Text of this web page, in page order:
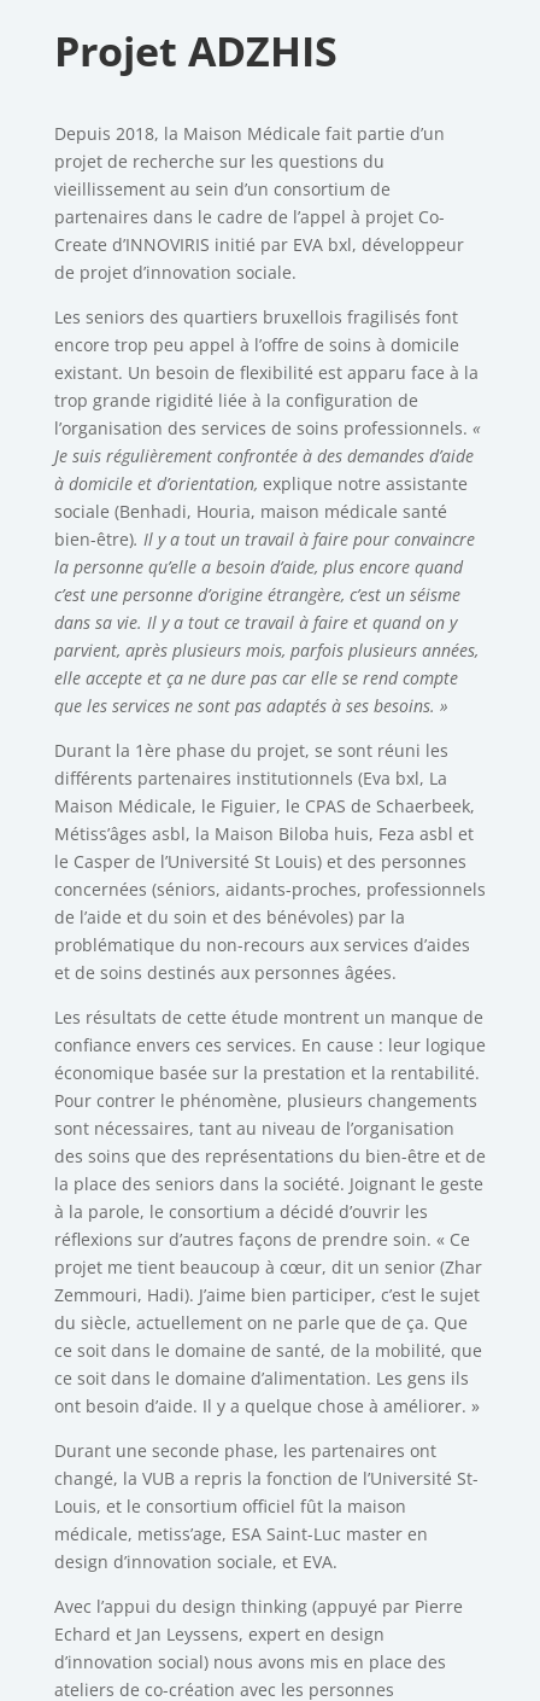
Projet ADZHIS
Depuis 2018, la Maison Médicale fait partie d’un
projet de recherche sur les questions du
vieillissement au sein d’un consortium de
partenaires dans le cadre de l’appel à projet Co-
Create d’INNOVIRIS initié par EVA bxl, développeur
de projet d’innovation sociale.
Les seniors des quartiers bruxellois fragilisés font
encore trop peu appel à l’offre de soins à domicile
existant. Un besoin de flexibilité est apparu face à la
trop grande rigidité liée à la configuration de
l’organisation des services de soins professionnels. «
Je suis régulièrement confrontée à des demandes d’aide
à domicile et d’orientation, explique notre assistante
sociale (Benhadi, Houria, maison médicale santé
bien-être). Il y a tout un travail à faire pour convaincre
la personne qu’elle a besoin d’aide, plus encore quand
c’est une personne d’origine étrangère, c’est un séisme
dans sa vie. Il y a tout ce travail à faire et quand on y
parvient, après plusieurs mois, parfois plusieurs années,
elle accepte et ça ne dure pas car elle se rend compte
que les services ne sont pas adaptés à ses besoins. »
Durant la 1ère phase du projet, se sont réuni les
différents partenaires institutionnels (Eva bxl, La
Maison Médicale, le Figuier, le CPAS de Schaerbeek,
Métiss’âges asbl, la Maison Biloba huis, Feza asbl et
le Casper de l’Université St Louis) et des personnes
concernées (séniors, aidants-proches, professionnels
de l’aide et du soin et des bénévoles) par la
problématique du non-recours aux services d’aides
et de soins destinés aux personnes âgées.
Les résultats de cette étude montrent un manque de
confiance envers ces services. En cause : leur logique
économique basée sur la prestation et la rentabilité.
Pour contrer le phénomène, plusieurs changements
sont nécessaires, tant au niveau de l’organisation
des soins que des représentations du bien-être et de
la place des seniors dans la société. Joignant le geste
à la parole, le consortium a décidé d’ouvrir les
réflexions sur d’autres façons de prendre soin. « Ce
projet me tient beaucoup à cœur, dit un senior (Zhar
Zemmouri, Hadi). J’aime bien participer, c’est le sujet
du siècle, actuellement on ne parle que de ça. Que
ce soit dans le domaine de santé, de la mobilité, que
ce soit dans le domaine d’alimentation. Les gens ils
ont besoin d’aide. Il y a quelque chose à améliorer. »
Durant une seconde phase, les partenaires ont
changé, la VUB a repris la fonction de l’Université St-
Louis, et le consortium officiel fût la maison
médicale, metiss’age, ESA Saint-Luc master en
design d’innovation sociale, et EVA.
Avec l’appui du design thinking (appuyé par Pierre
Echard et Jan Leyssens, expert en design
d’innovation social) nous avons mis en place des
ateliers de co-création avec les personnes